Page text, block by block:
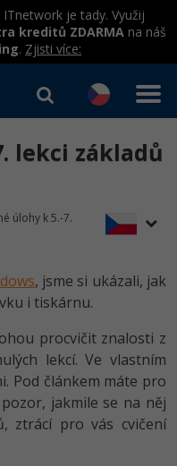
ITnetwork je tady. Využij
kreditů ZDARMAna náš
. Zjisti více:
- OOP
SEO
lekci základů
úlohy k 5.-7.
, jsme si ukázali, jak
i tiskárnu.
procvičit znalosti z
lekcí. Ve vlastním
Pod článkem máte pro
jakmile se na něj
ztrácí pro vás cvičení